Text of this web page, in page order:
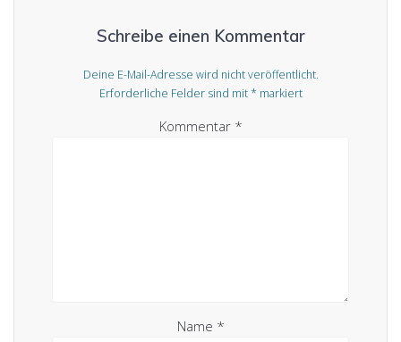
Schreibe einen Kommentar
Deine E-Mail-Adresse wird nicht veröffentlicht.
Erforderliche Felder sind mit*markiert
Kommentar *
Name *